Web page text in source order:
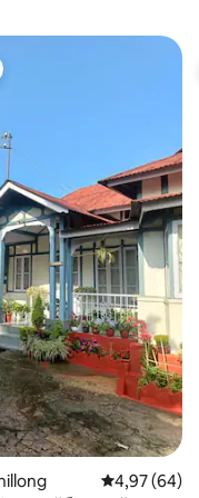
32 Середня
4,97 (64)